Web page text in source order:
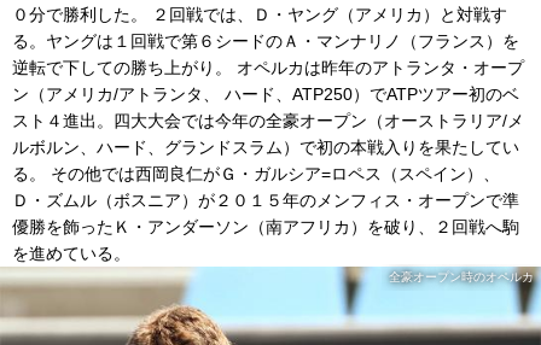
０分で勝利した。 ２回戦では、Ｄ・ヤング（アメリカ）と対戦す
る。ヤングは１回戦で第６シードのＡ・マンナリノ（フランス）を
逆転で下しての勝ち上がり。 オペルカは昨年のアトランタ・オープ
ン（アメリカ/アトランタ、 ハード、ATP250）でATPツアー初のベ
スト４進出。四大大会では今年の全豪オープン（オーストラリア/メ
ルボルン、ハード、グランドスラム）で初の本戦入りを果たしてい
る。 その他では西岡良仁がＧ・ガルシア=ロペス（スペイン）、
Ｄ・ズムル（ボスニア）が２０１５年のメンフィス・オープンで準
優勝を飾ったＫ・アンダーソン（南アフリカ）を破り、２回戦へ駒
を進めている。
全豪オープン時のオペルカ